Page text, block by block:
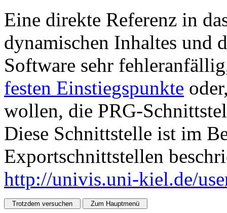
Eine direkte Referenz in
dynamischen Inhaltes und
Software sehr
festen Einstiegspunkte
wollen, die PRG-
Diese Schnittstelle ist im
Exportschnittstellen
http://univis.uni-kiel.de/